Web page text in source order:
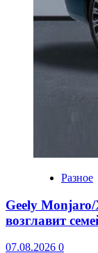
Разное
Geely
возглавит
07.08.2026 0